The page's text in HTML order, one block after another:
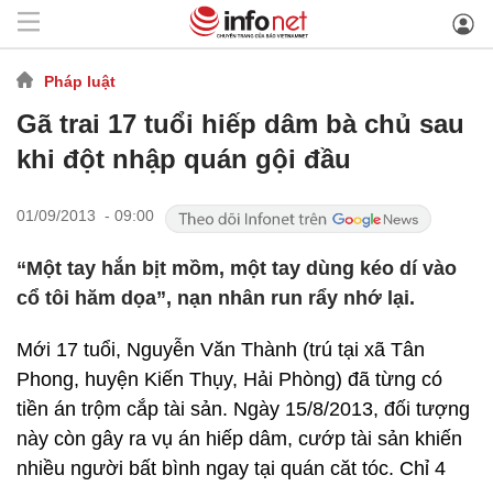
Pháp luật
Gã trai 17 tuổi hiếp dâm bà chủ sau
khi đột nhập quán gội đầu
01/09/2013 - 09:00
“Một tay hắn bịt mồm, một tay dùng kéo dí vào
cổ tôi hăm dọa”, nạn nhân run rẩy nhớ lại.
Mới 17 tuổi, Nguyễn Văn Thành (trú tại xã Tân
Phong, huyện Kiến Thụy, Hải Phòng) đã từng có
tiền án trộm cắp tài sản. Ngày 15/8/2013, đối tượng
này còn gây ra vụ án hiếp dâm, cướp tài sản khiến
nhiều người bất bình ngay tại quán căt tóc. Chỉ 4